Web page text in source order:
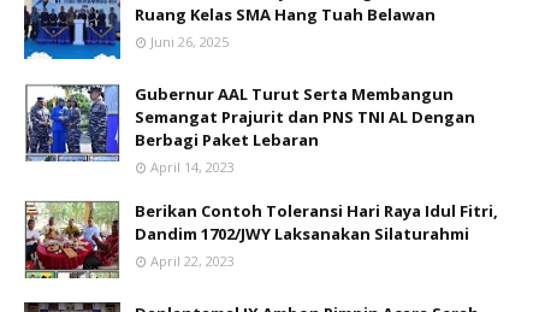
Ruang Kelas SMA Hang Tuah Belawan
Juni 26, 2025
Gubernur AAL Turut Serta Membangun
Semangat Prajurit dan PNS TNI AL Dengan
Berbagi Paket Lebaran
April 14, 2023
Berikan Contoh Toleransi Hari Raya Idul Fitri,
Dandim 1702/JWY Laksanakan Silaturahmi
April 22, 2023